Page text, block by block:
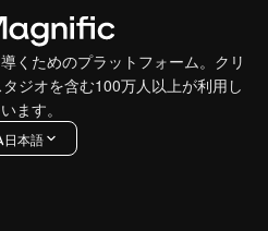
くためのプラットフォーム。クリ
ジオを含む100万人以上が利用し
ます。
日本語